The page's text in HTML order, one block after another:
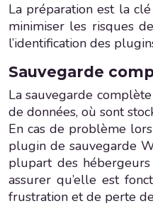
La préparation est la
minimiser les risques
l’identification des
Sauvegarde
La sauvegarde
de données, où sont
En cas de problème
plugin de sauvegarde
plupart des
assurer qu’elle est
frustration et de perte